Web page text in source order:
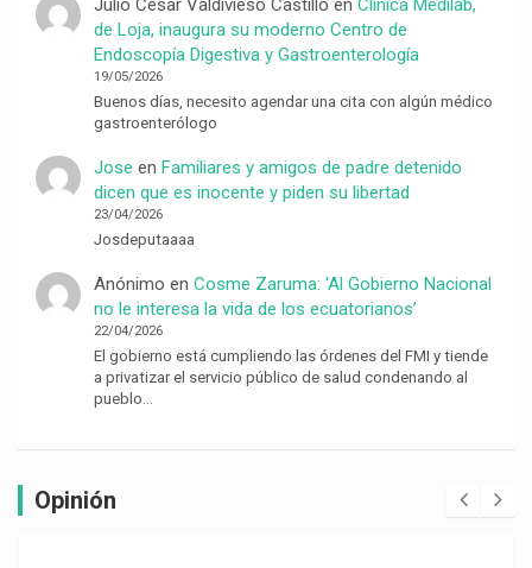
Julio César Valdivieso Castillo en Clínica Medilab,
de Loja, inaugura su moderno Centro de
Endoscopía Digestiva y Gastroenterología
19/05/2026
Buenos días, necesito agendar una cita con algún médico
gastroenterólogo
Jose en Familiares y amigos de padre detenido
dicen que es inocente y piden su libertad
23/04/2026
Josdeputaaaa
Anónimo en Cosme Zaruma: ‘Al Gobierno Nacional
no le interesa la vida de los ecuatorianos’
22/04/2026
El gobierno está cumpliendo las órdenes del FMI y tiende
a privatizar el servicio público de salud condenando al
pueblo…
Opinión